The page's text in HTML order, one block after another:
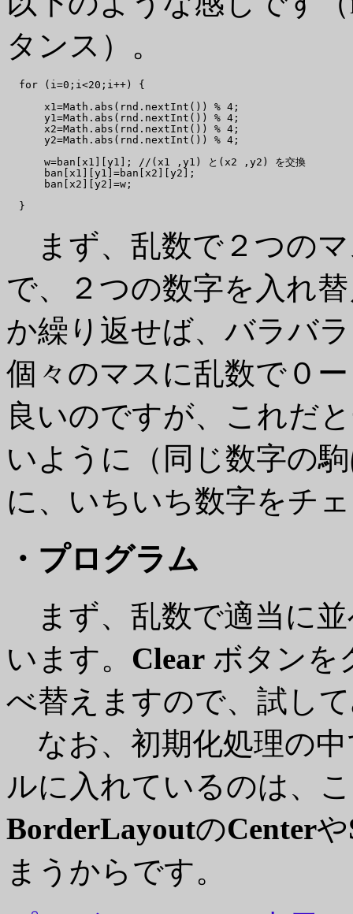
タンス）。
  for (i=0;i<20;i++) {
      x1=Math.abs(rnd.nextInt()) % 4;
      y1=Math.abs(rnd.nextInt()) % 4;
      x2=Math.abs(rnd.nextInt()) % 4;
      y2=Math.abs(rnd.nextInt()) % 4;
      w=ban[x1][y1]; //(x1 ,y1) と(x2 ,y2) を交換
      ban[x1][y1]=ban[x2][y2];
      ban[x2][y2]=w;
まず、乱数で２つのマ
で、２つの数字を入れ
か繰り返せば、バラバ
個々のマスに乱数で０
良いのですが、これだ
いように（同じ数字の
に、いちいち数字をチ
・プログラム
まず、乱数で適当に
います。 Clear ボタンを
べ替えますので、試し
なお、初期化処理の
ルに入れているのは、
BorderLayoutのCenterや
まうからです。